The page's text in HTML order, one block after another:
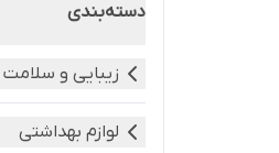
دسته‌بندی
زیبایی و سلامت
لوازم بهداشتی